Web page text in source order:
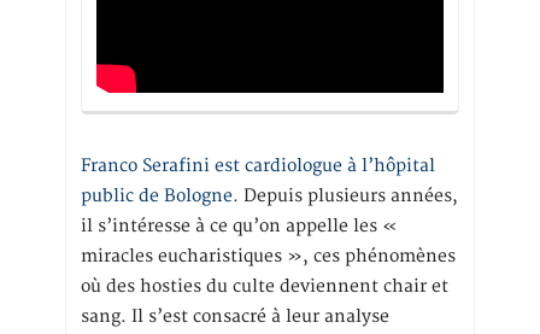
Franco Serafini est cardiologue à l’hôpital
public de Bologne. Depuis plusieurs années,
il s’intéresse à ce qu’on appelle les «
miracles eucharistiques », ces phénomènes
où des hosties du culte deviennent chair et
sang. Il s’est consacré à leur analyse